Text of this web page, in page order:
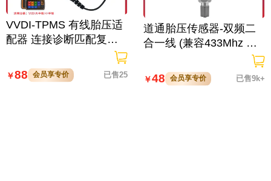
VVDI-TPMS 有线胎压适
配器 连接诊断匹配复制
￥88 会员享专价 已售25
道通胎压传感器-双频二
合一线 (兼容433Mhz 和3
￥48 会员享专价 已售9k+